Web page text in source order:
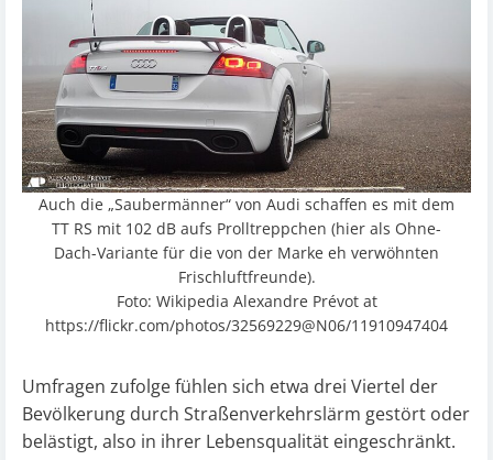
Auch die „Saubermänner“ von Audi schaffen es mit dem
TT RS mit 102 dB aufs Prolltreppchen (hier als Ohne-
Dach-Variante für die von der Marke eh verwöhnten
Frischluftfreunde).
Foto: Wikipedia Alexandre Prévot at
https://flickr.com/photos/32569229@N06/11910947404
Umfragen zufolge fühlen sich etwa drei Viertel der
Bevölkerung durch Straßenverkehrslärm gestört oder
belästigt, also in ihrer Lebensqualität eingeschränkt.